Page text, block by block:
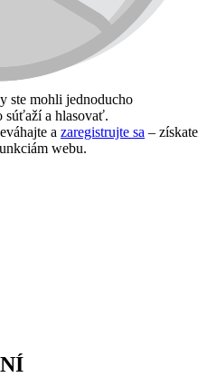
ste mohli jednoducho
súťaží a hlasovať.
a zaregistrujte sa – získate
webu.